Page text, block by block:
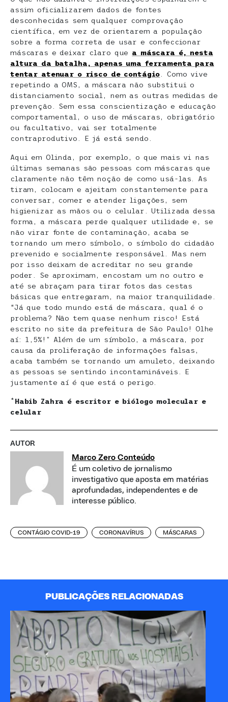
assim oficializarem dados de fontes
desconhecidas sem qualquer comprovação
científica, em vez de orientarem a população
sobre a forma correta de usar e confeccionar
máscaras e deixar claro que a máscara é, nesta
altura da batalha, apenas uma ferramenta para
tentar atenuar o risco de contágio . Como vive
repetindo a OMS, a máscara não substitui o
distanciamento social, nem as outras medidas de
prevenção. Sem essa conscientização e educação
comportamental, o uso de máscaras, obrigatório
ou facultativo, vai ser totalmente
contraprodutivo. E já está sendo.
Aqui em Olinda, por exemplo, o que mais vi nas
últimas semanas são pessoas com máscaras que
claramente não têm noção de como usá-las. As
tiram, colocam e ajeitam constantemente para
conversar, comer e atender ligações, sem
higienizar as mãos ou o celular. Utilizada dessa
forma, a máscara perde qualquer utilidade e, se
não virar fonte de contaminação, acaba se
tornando um mero símbolo, o símbolo do cidadão
prevenido e socialmente responsável. Mas nem
por isso deixam de acreditar no seu grande
poder. Se aproximam, encostam um no outro e
até se abraçam para tirar fotos das cestas
básicas que entregaram, na maior tranquilidade.
“Já que todo mundo está de máscara, qual é o
problema? Não tem quase nenhum risco! Está
escrito no site da prefeitura de São Paulo! Olhe
aí: 1,5%!” Além de um símbolo, a máscara, por
causa da proliferação de informações falsas,
acaba também se tornando um amuleto, deixando
as pessoas se sentindo incontamináveis. E
justamente aí é que está o perigo.
*Habib Zahra é escritor e biólogo molecular e
celular
AUTOR
Marco Zero Conteúdo
É um coletivo de jornalismo
investigativo que aposta em matérias
aprofundadas, independentes e de
interesse público.
CONTÁGIO COVID-19 CORONAVÍRUS MÁSCARAS
PUBLICAÇÕES RELACIONADAS